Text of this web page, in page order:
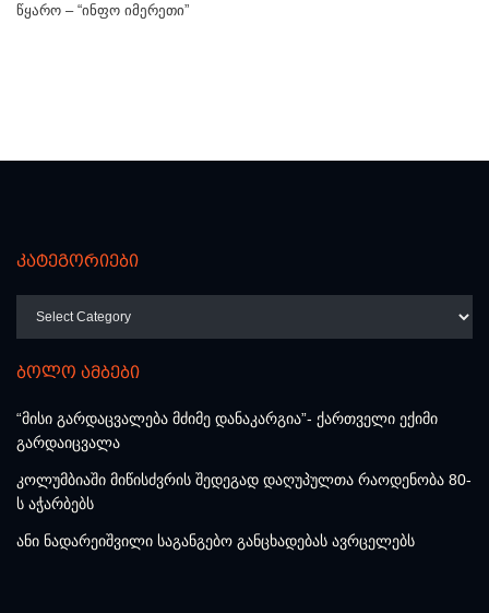
წყარო – “ინფო იმერეთი”
კატეგორიები
ბოლო ამბები
“მისი გარდაცვალება მძიმე დანაკარგია”- ქართველი ექიმი
გარდაიცვალა
კოლუმბიაში მიწისძვრის შედეგად დაღუპულთა რაოდენობა 80-
ს აჭარბებს
ანი ნადარეიშვილი საგანგებო განცხადებას ავრცელებს